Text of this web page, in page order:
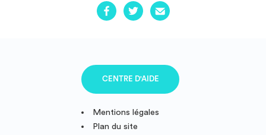
Mentions légales
Plan du site
CENTRE D'AIDE